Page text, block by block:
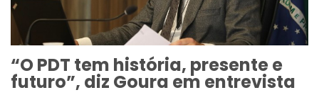
“O PDT tem história, presente e
futuro”, diz Goura em entrevista